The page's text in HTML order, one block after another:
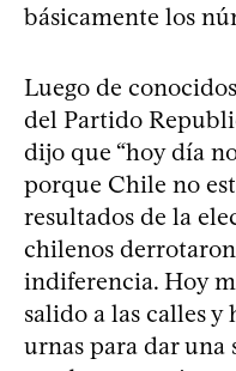
básicamente los
Luego de
del Partido
dijo que “hoy día
porque Chile no
resultados de la
chilenos
indiferencia. Hoy
salido a las calles
urnas para dar una